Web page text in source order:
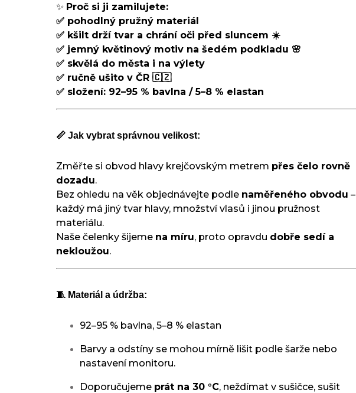
✨ Proč si ji zamilujete:
✅ pohodlný pružný materiál
✅ kšilt drží tvar a chrání oči před sluncem ☀️
✅ jemný květinový motiv na šedém podkladu 🌸
✅ skvělá do města i na výlety
✅ ručně ušito v ČR 🇨🇿
✅ složení: 92–95 % bavlna / 5–8 % elastan
📏 Jak vybrat správnou velikost:
Změřte si obvod hlavy krejčovským metrem přes čelo rovně
dozadu.
Bez ohledu na věk objednávejte podle naměřeného obvodu –
každý má jiný tvar hlavy, množství vlasů i jinou pružnost
materiálu.
Naše čelenky šijeme na míru, proto opravdu dobře sedí a
nekloužou.
🧵 Materiál a údržba:
92–95 % bavlna, 5–8 % elastan
Barvy a odstíny se mohou mírně lišit podle šarže nebo
nastavení monitoru.
Doporučujeme prát na 30 °C, neždímat v sušičce, sušit